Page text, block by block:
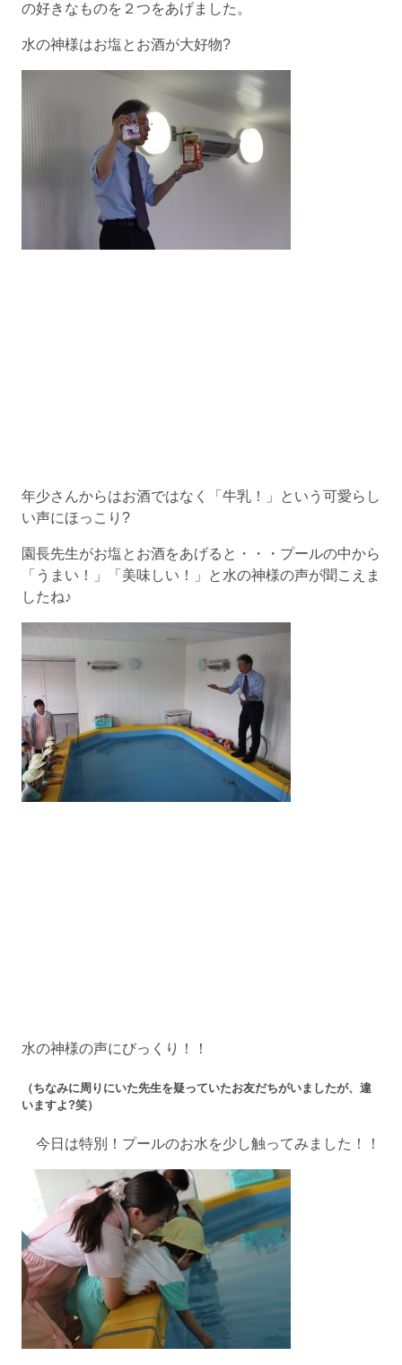
の好きなものを２つをあげました。
水の神様はお塩とお酒が大好物?
年少さんからはお酒ではなく「牛乳！」という可愛らし
い声にほっこり?
園長先生がお塩とお酒をあげると・・・プールの中から
「うまい！」「美味しい！」と水の神様の声が聞こえま
したね♪
水の神様の声にびっくり！！
（ちなみに周りにいた先生を疑っていたお友だちがいましたが、違
いますよ?笑）
今日は特別！プールのお水を少し触ってみました！！